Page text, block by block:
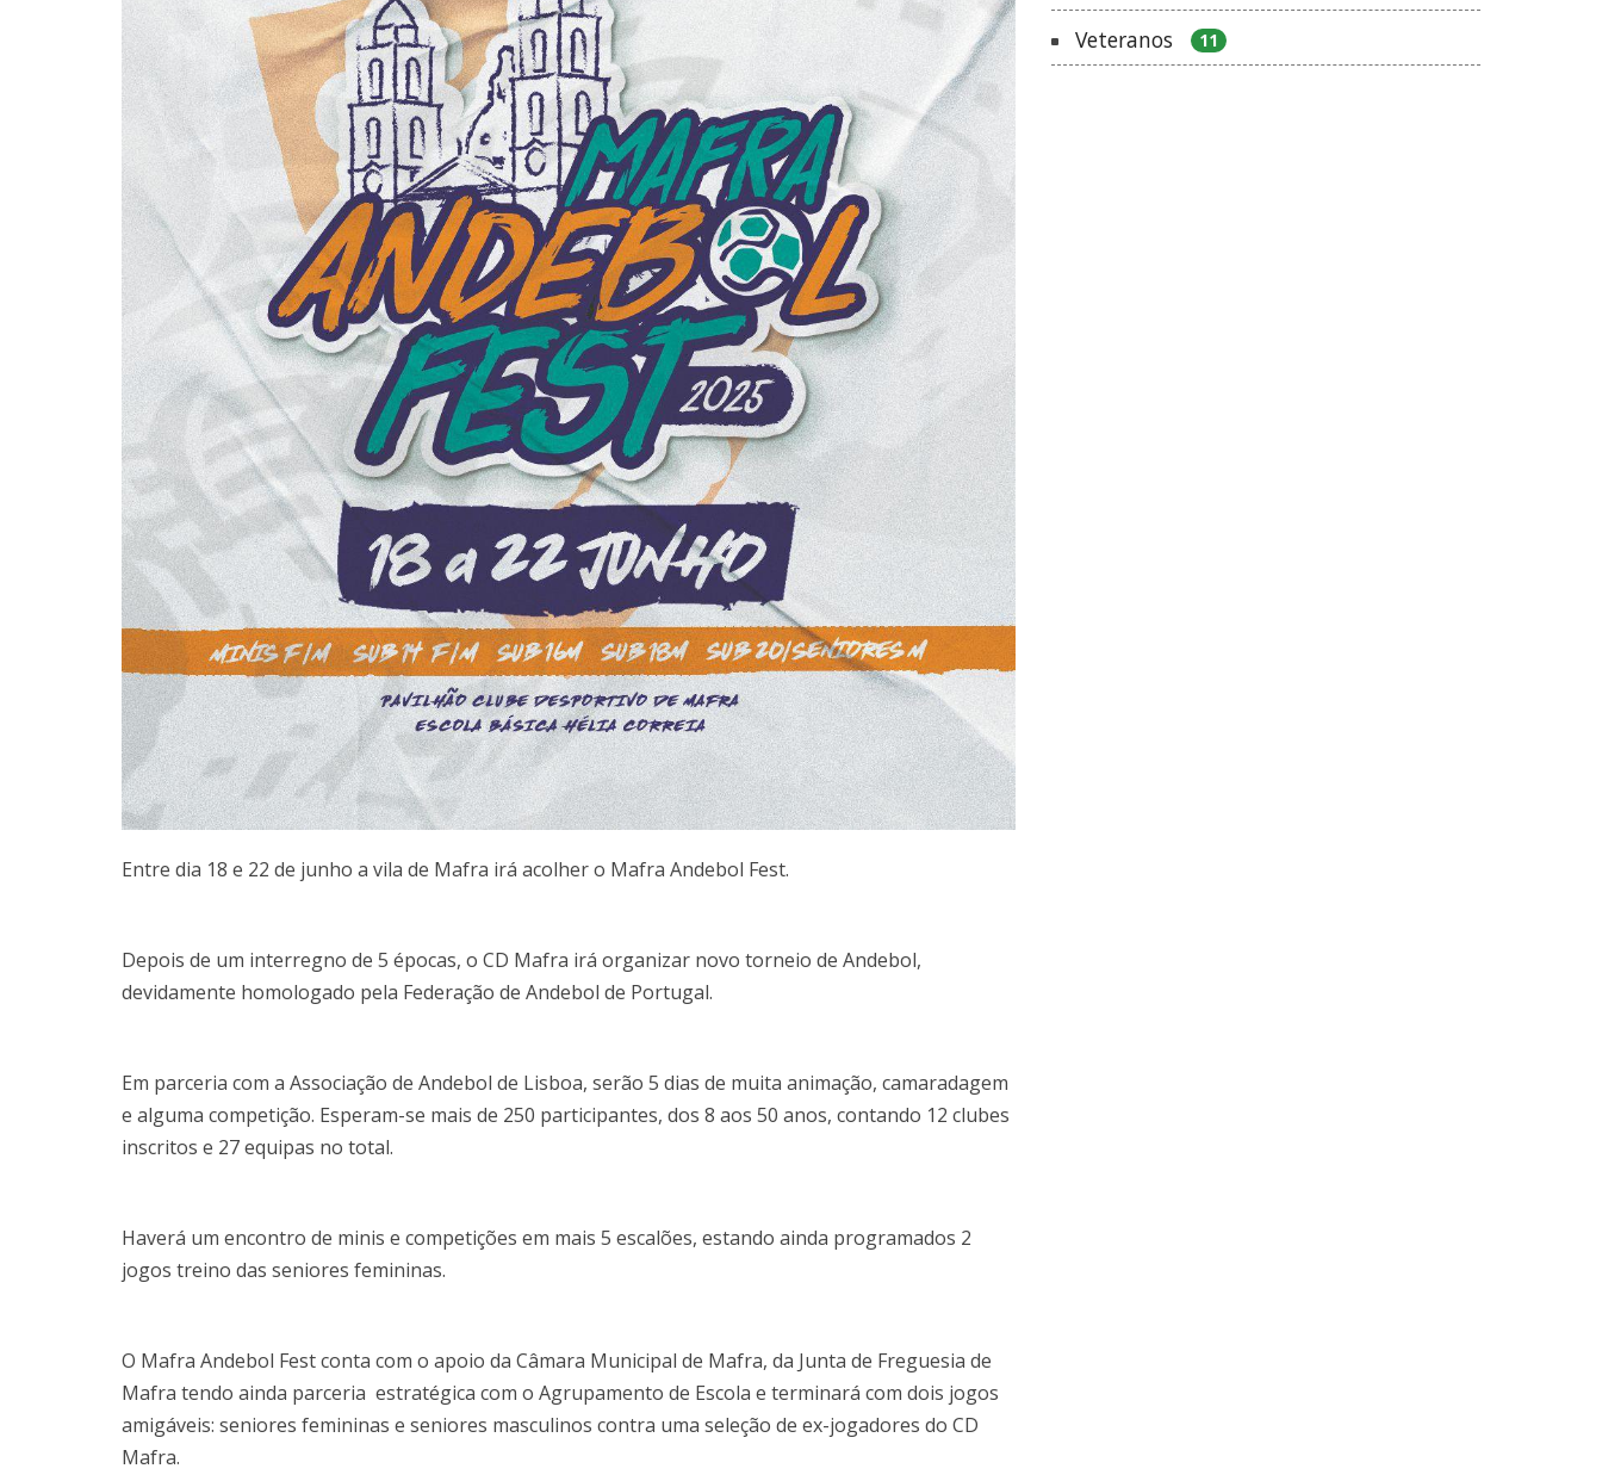
Entre dia 18 e 22 de junho a vila de Mafra irá acolher o Mafra Andebol Fest.
Depois de um interregno de 5 épocas, o CD Mafra irá organizar novo torneio de Andebol,
devidamente homologado pela Federação de Andebol de Portugal.
Em parceria com a Associação de Andebol de Lisboa, serão 5 dias de muita animação, camaradagem
e alguma competição. Esperam-se mais de 250 participantes, dos 8 aos 50 anos, contando 12 clubes
inscritos e 27 equipas no total.
Haverá um encontro de minis e competições em mais 5 escalões, estando ainda programados 2
jogos treino das seniores femininas.
O Mafra Andebol Fest conta com o apoio da Câmara Municipal de Mafra, da Junta de Freguesia de
Mafra tendo ainda parceria estratégica com o Agrupamento de Escola e terminará com dois jogos
amigáveis: seniores femininas e seniores masculinos contra uma seleção de ex-jogadores do CD
Mafra.
Veteranos 11